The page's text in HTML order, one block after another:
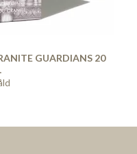
GUARDIANS 20